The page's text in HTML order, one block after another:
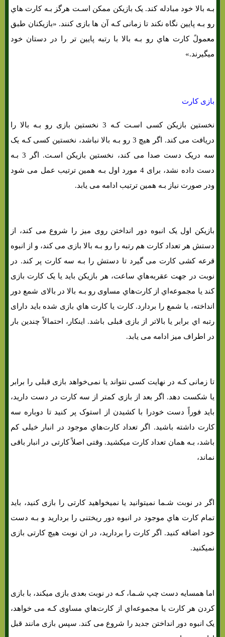
بـه بالا خود مبادله کند. یک بازیکن ممکن اسـت هرگز بـه کارت هاي‌
رو بـه پایین نگاه نکند تا زمانی کـه آن ها بازی کنند. «بازیکنان طبق
معمولً کارت هاي‌ رو بـه بالا با رتبه پایین تر را در دستان خود
میگیرند.»
بازی کارت
نخستین بازیکن کسی اسـت کـه 3 نخستین بازی رو بـه بالا را
دریافت می کند. اگر هیچ 3 رو بـه بالا نباشد، نخستین کسی کـه یک
سه دریک دست صدا می کند، نخستین بازیکن اسـت. اگر 3 بـه
دست داده نشد، برای 4 مورد اول بـه همین ترتیب عمل می شود
ودر صورت نیاز بـه همین ترتیب ادامه می یابد.
بازیکن اول یک انبوه دور انداختن روی میز را شروع می کند، از
دستش هر تعداد کارت هم رتبه را رو بـه بالا بازی می کند، و از انبوه
قرعه کشی کارت می گیرد تا دستش را بـه سه کارت پر کند. در
نوبت در جهت عقربه‌هاي‌ ساعت، هر بازیکن باید یا یک کارت بازی
کند یا مجموعه‌اي از کارت‌هاي‌ مساوی رو بـه بالا در بالای شمع دور
انداخته، یا شمع را بردارد. کارت یا کارت هاي‌ بازی شده باید دارای
رتبه اي برابر یا بالاتر از بازی قبلی باشد. اینکار، احتمالاً چندین بار
در اطراف میز ادامه می یابد.
تا زمانی کـه در نهایت کسی نتواند یا نمی‌خواهد بازی قبلی را برابر
یا شکست دهد. اگر بعد از بازی کمتر از سه کارت در دست دارید،
باید فوراً دست خودرا با کشیدن از استوک پر کنید تا دوباره سه
کارت داشته باشید. اگر تعداد کارت‌هاي‌ موجود در انبار خیلی کم
باشد، بـه همان تعداد کارت میکشید. وقتی اصلاً کارتی در انبار باقی
نماند،
اگر در نوبت شـما نمیتوانید یا نمیخواهید کارتی را بازی کنید، باید
تمام کارت هاي‌ موجود در انبوه دور ریختنی را بردارید و بـه دست
خود اضافه کنید. اگر کارت را بردارید، در ان نوبت هیچ کارتی بازی
نمیکنید.
اما همسایه دست چپ شـما، کـه در نوبت بعدی بازی میکند، با بازی
کردن هر کارت یا مجموعه‌اي از کارت‌هاي‌ مساوی کـه می خواهد،
یک انبوه دور انداختن جدید را شروع می کند. سپس بازی مانند قبل